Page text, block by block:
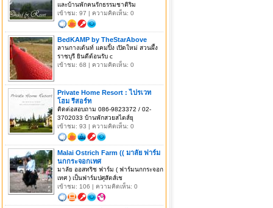
และบ้านพักคนรักธรรมชาติริม
เข้าชม: 97 | ความคิดเห็น: 0
BedKAMP by TheStarAbove
ลานกางเต้นท์ แคมปิ้ง เปิดใหม่ สวนผึ้ง
ราชบุรี ยินดีต้อนรับ c
เข้าชม: 68 | ความคิดเห็น: 0
Private Home Resort : ไปรเวท
โฮม รีสอร์ท
ติดต่อสอบถาม 086-9823372 / 02-
3702033 บ้านพักสวยสไตส์ยุ
เข้าชม: 93 | ความคิดเห็น: 0
Malai Ostrich Farm (( มาลัย ฟาร์ม
นกกระจอกเทศ
มาลัย ออสทริช ฟาร์ม ( ฟาร์มนกกระจอก
เทศ ) เป็นฟาร์มปศุสัตส์เช
เข้าชม: 106 | ความคิดเห็น: 0